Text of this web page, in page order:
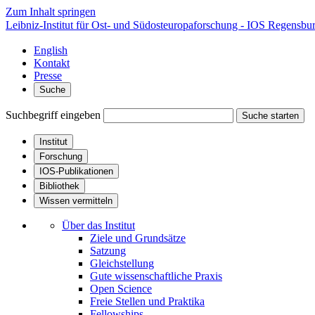
Zum Inhalt springen
Leibniz-Institut für Ost- und Südosteuropaforschung - IOS
English
Kontakt
Presse
Suche
Suchbegriff eingeben Suche starten
Institut
Forschung
IOS-Publikationen
Bibliothek
Wissen vermitteln
Über das Institut
Ziele und Grundsätze
Satzung
Gleichstellung
Gute wissenschaftliche Praxis
Open Science
Freie Stellen und Praktika